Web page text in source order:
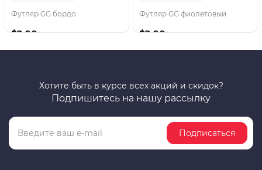
Футляр GG бордо
$2.00
Футляр GG фиолетовый
$2.00
Хотите быть в курсе всех акций и скидок?
Подпишитесь на нашу рассылку
Подписаться